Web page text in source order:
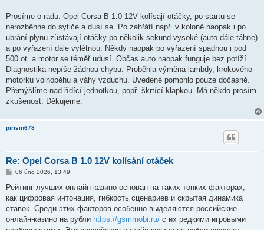
ě
e
k
Prosíme o radu: Opel Corsa B 1.0 12V kolísají otáčky, po startu se
nerozběhne do sytiče a dusí se. Po zahřátí např. v koloně naopak i po
ubrání plynu zůstávají otáčky po několik sekund vysoké (auto dále táhne)
a po vyřazení dále vylétnou. Někdy naopak po vyřazení spadnou i pod
500 ot. a motor se téměř udusí. Občas auto naopak funguje bez potíží.
Diagnostika nepíše žádnou chybu. Proběhla výměna lambdy, krokového
motorku volnoběhu a váhy vzduchu. Uvedené pomohlo pouze dočasně.
Přemýšlíme nad řídící jednotkou, popř. škrtící klapkou. Má někdo prosím
zkušenost. Děkujeme.
pirisin678
Re: Opel Corsa B 1.0 12V kolísání otáček
P
í
p
ě
e
k
06 úno 2026, 13:49
Рейтинг лучших онлайн-казино основан на таких тонких факторах,
как цифровая интонация, гибкость сценариев и скрытая динамика
ставок. Среди этих факторов особенно выделяются российские
онлайн-казино на рубли https://gsmmobi.ru/ с их редкими игровыми